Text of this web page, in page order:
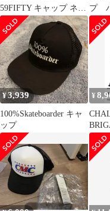
59FIFTY キャップ ネイ
ビー 7 1/2
プ
¥3,939
100%Skateboarder キャ
ップ
¥
ク